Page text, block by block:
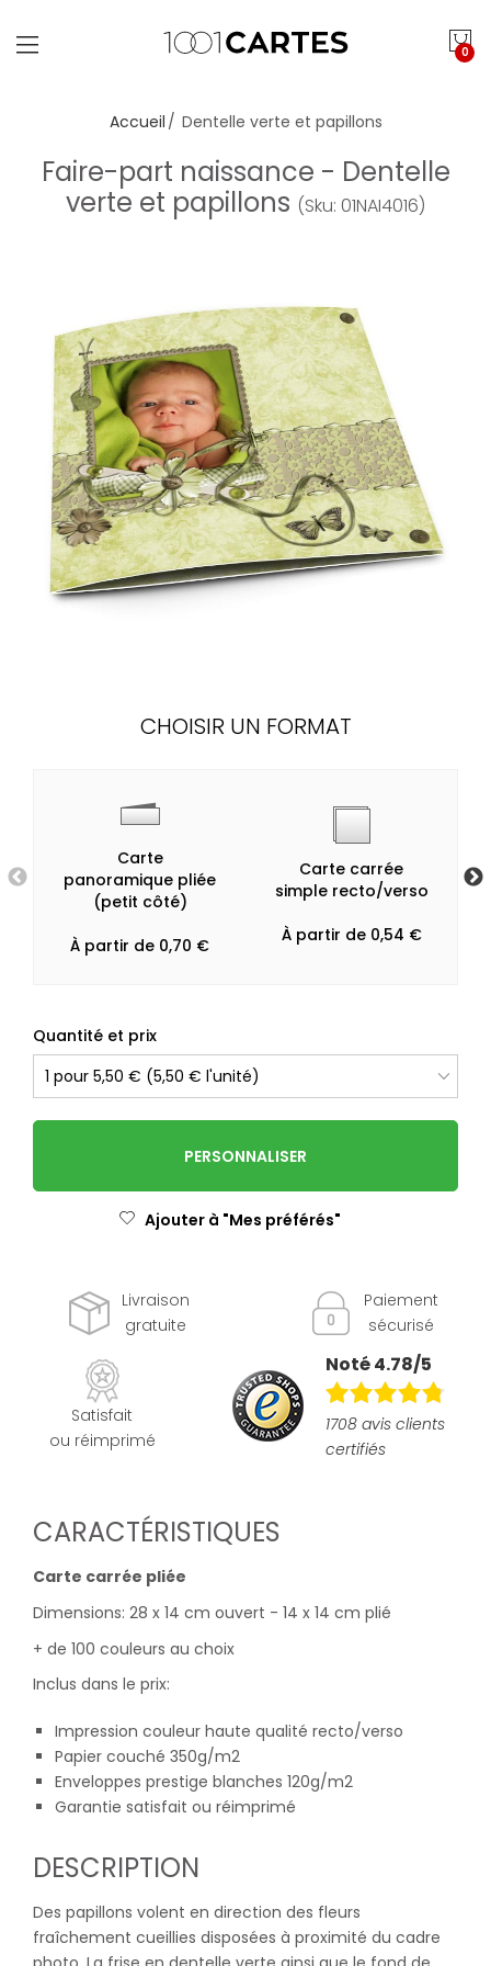
0
Accueil Dentelle verte et papillons
Faire-part naissance - Dentelle
verte et papillons (Sku: 01NAI4016)
CHOISIR UN FORMAT
Carte
panoramique pliée
(petit côté)
À partir de 0,70 €
Carte carrée
simple recto/verso
À partir de 0,54 €
Quantité et prix
PERSONNALISER
Ajouter à "Mes préférés"
Livraison
gratuite
Paiement
sécurisé
Satisfait
ou réimprimé
Noté 4.78/5
1708 avis clients
certifiés
CARACTÉRISTIQUES
Carte carrée pliée
Dimensions: 28 x 14 cm ouvert - 14 x 14 cm plié
+ de 100 couleurs au choix
Inclus dans le prix:
Impression couleur haute qualité recto/verso
Papier couché 350g/m2
Enveloppes prestige blanches 120g/m2
Garantie satisfait ou réimprimé
DESCRIPTION
Des papillons volent en direction des fleurs
fraîchement cueillies disposées à proximité du cadre